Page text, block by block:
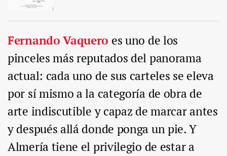
Fernando Vaquero es uno de los
pinceles más reputados del panorama
actual: cada uno de sus carteles se eleva
por sí mismo a la categoría de obra de
arte indiscutible y capaz de marcar antes
y después allá donde ponga un pie. Y
Almería tiene el privilegio de estar a